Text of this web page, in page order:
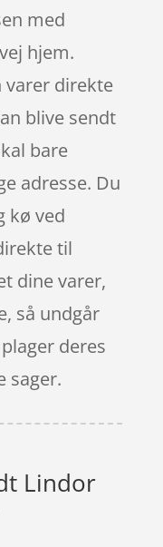
med
hjem.
varer direkte
blive sendt
bare
adresse. Du
kø ved
til
dine varer,
så undgår
deres
sager.
Lindor